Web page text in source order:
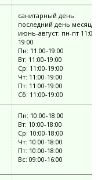
санитарный день:
последний день месяца;
июнь-август: пн-пт 11:00-
19:00
Пн: 11:00-19:00
Вт: 11:00-19:00
Ср: 11:00-19:00
Чт: 11:00-19:00
Пт: 11:00-19:00
Сб: 11:00-19:00
Пн: 10:00-18:00
Вт: 10:00-18:00
Ср: 10:00-18:00
Чт: 10:00-18:00
Пт: 10:00-18:00
Вс: 09:00-16:00